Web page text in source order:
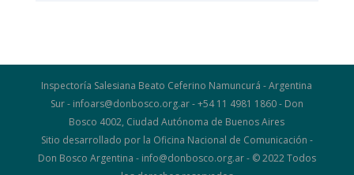
Inspectoría Salesiana Beato Ceferino Namuncurá - Argentina
Sur - infoars@donbosco.org.ar - +54 11 4981 1860 - Don
Bosco 4002, Ciudad Autónoma de Buenos Aires
Sitio desarrollado por la Oficina Nacional de Comunicación -
Don Bosco Argentina - info@donbosco.org.ar - © 2022 Todos